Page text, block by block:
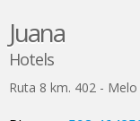
Juana
Hotels
Ruta 8 km. 402 -